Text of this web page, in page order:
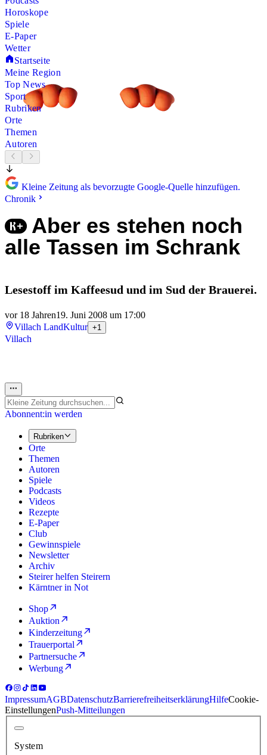
Horoskope
Spiele
E-Paper
Wetter
Startseite
Meine Region
Top News
Sport
Rubriken
Orte
Themen
Autoren
Kleine Zeitung als bevorzugte Google-Quelle hinzufügen.
Chronik
Aber es stehen noch
alle Tassen im Schrank
Lesestoff im Kaffeesud und im Sud der Brauerei.
vor 18 Jahren19. Juni 2008 um 17:00
Villach LandKultur +1
Villach
Abonnent:in werden
Rubriken
Orte
Themen
Autoren
Spiele
Podcasts
Videos
Rezepte
E-Paper
Club
Gewinnspiele
Newsletter
Archiv
Steirer helfen Steirern
Kärntner in Not
Shop
Auktion
Kinderzeitung
Trauerportal
Partnersuche
Werbung
ImpressumAGBDatenschutzBarrierefreiheitserklärungHilfeCookie-
EinstellungenPush-Mitteilungen
System